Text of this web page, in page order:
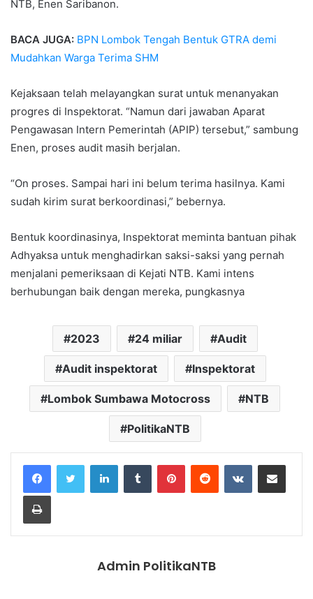
NTB, Enen Saribanon.
BACA JUGA: BPN Lombok Tengah Bentuk GTRA demi
Mudahkan Warga Terima SHM
Kejaksaan telah melayangkan surat untuk menanyakan
progres di Inspektorat. “Namun dari jawaban Aparat
Pengawasan Intern Pemerintah (APIP) tersebut,” sambung
Enen, proses audit masih berjalan.
“On proses. Sampai hari ini belum terima hasilnya. Kami
sudah kirim surat berkoordinasi,” bebernya.
Bentuk koordinasinya, Inspektorat meminta bantuan pihak
Adhyaksa untuk menghadirkan saksi-saksi yang pernah
menjalani pemeriksaan di Kejati NTB. Kami intens
berhubungan baik dengan mereka, pungkasnya
2023 24 miliar Audit
Audit inspektorat Inspektorat
Lombok Sumbawa Motocross NTB
PolitikaNTB
LinkedInTumblr PinterestReddit VKontakteShare via Email
Print
Admin PolitikaNTB